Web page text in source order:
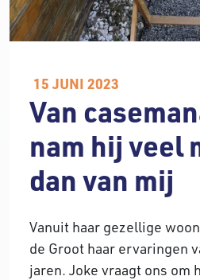
15 JUNI 2023
Van
nam hij veel
dan van mij
Vanuit haar gezellige
de Groot haar ervaringen
jaren. Joke vraagt ons om